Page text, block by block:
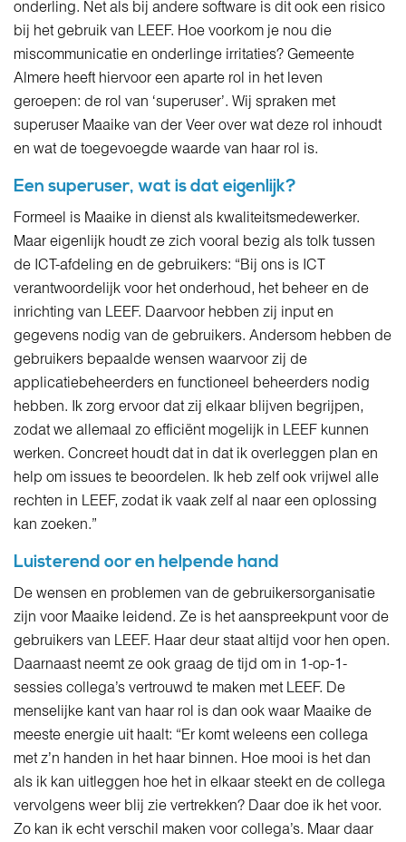
onderling. Net als bij andere software is dit ook een risico
bij het gebruik van LEEF. Hoe voorkom je nou die
miscommunicatie en onderlinge irritaties? Gemeente
Almere heeft hiervoor een aparte rol in het leven
geroepen: de rol van ‘superuser’. Wij spraken met
superuser Maaike van der Veer over wat deze rol inhoudt
en wat de toegevoegde waarde van haar rol is.
Een superuser, wat is dat eigenlijk?
Formeel is Maaike in dienst als kwaliteitsmedewerker.
Maar eigenlijk houdt ze zich vooral bezig als tolk tussen
de ICT-afdeling en de gebruikers: “Bij ons is ICT
verantwoordelijk voor het onderhoud, het beheer en de
inrichting van LEEF. Daarvoor hebben zij input en
gegevens nodig van de gebruikers. Andersom hebben de
gebruikers bepaalde wensen waarvoor zij de
applicatiebeheerders en functioneel beheerders nodig
hebben. Ik zorg ervoor dat zij elkaar blijven begrijpen,
zodat we allemaal zo efficiënt mogelijk in LEEF kunnen
werken. Concreet houdt dat in dat ik overleggen plan en
help om issues te beoordelen. Ik heb zelf ook vrijwel alle
rechten in LEEF, zodat ik vaak zelf al naar een oplossing
kan zoeken.”
Luisterend oor en helpende hand
De wensen en problemen van de gebruikersorganisatie
zijn voor Maaike leidend. Ze is het aanspreekpunt voor de
gebruikers van LEEF. Haar deur staat altijd voor hen open.
Daarnaast neemt ze ook graag de tijd om in 1-op-1-
sessies collega’s vertrouwd te maken met LEEF. De
menselijke kant van haar rol is dan ook waar Maaike de
meeste energie uit haalt: “Er komt weleens een collega
met z’n handen in het haar binnen. Hoe mooi is het dan
als ik kan uitleggen hoe het in elkaar steekt en de collega
vervolgens weer blij zie vertrekken? Daar doe ik het voor.
Zo kan ik echt verschil maken voor collega’s. Maar daar